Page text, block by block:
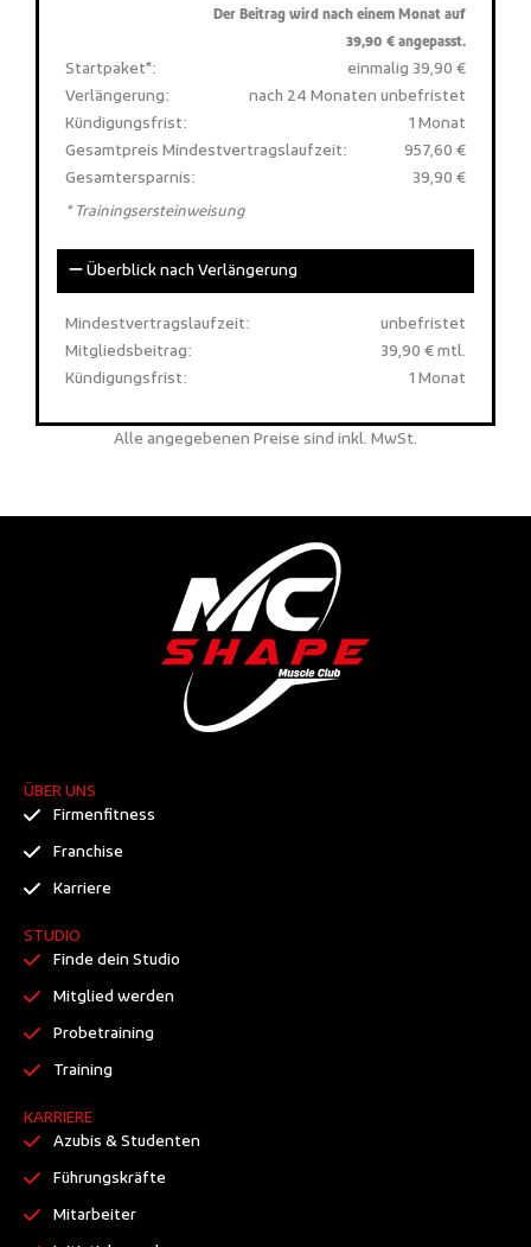
Der Beitrag wird nach einem Monat auf
39,90 € angepasst.
Startpaket*:
einmalig 39,90 €
Verlängerung:
nach 24 Monaten unbefristet
Kündigungsfrist:
1 Monat
Gesamtpreis Mindestvertragslaufzeit:
957,60 €
Gesamtersparnis:
39,90 €
* Trainingsersteinweisung
Überblick nach Verlängerung
Mindestvertragslaufzeit:
unbefristet
Mitgliedsbeitrag:
39,90 € mtl.
Kündigungsfrist:
1 Monat
Alle angegebenen Preise sind inkl. MwSt.
ÜBER UNS
Firmenfitness
Franchise
Karriere
STUDIO
Finde dein Studio
Mitglied werden
Probetraining
Training
KARRIERE
Azubis & Studenten
Führungskräfte
Mitarbeiter